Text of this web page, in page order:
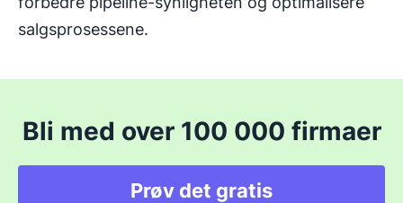
salgsprosessene.
Bli med over 100 000 firmaer
Prøv det gratis